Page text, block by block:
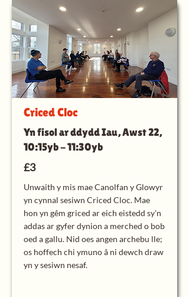
Criced Cloc
Yn fisol ar ddydd Iau, Awst 22,
10:15yb - 11:30yb
£3
Unwaith y mis mae Canolfan y Glowyr
yn cynnal sesiwn Criced Cloc. Mae
hon yn gêm griced ar eich eistedd sy'n
addas ar gyfer dynion a merched o bob
oed a gallu. Nid oes angen archebu lle;
os hoffech chi ymuno â ni dewch draw
yn y sesiwn nesaf.